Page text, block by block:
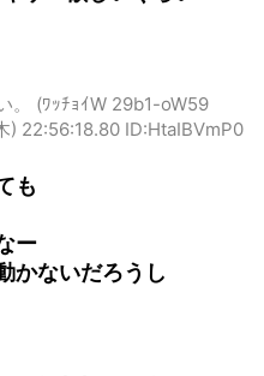
。 (ﾜｯﾁｮｲW 29b1-oW59
も
ー